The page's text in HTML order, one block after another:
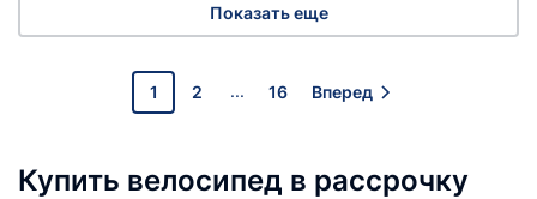
Показать еще
1 2 ... 16 Вперед
Купить велосипед в рассрочку